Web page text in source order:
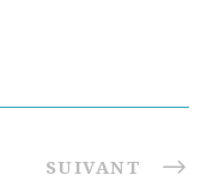
SUIVANT